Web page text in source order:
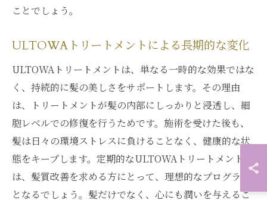
ことでしょう。
ULTOWAトリートメントによる長期的な変化
ULTOWAトリートメントは、単なる一時的な効果ではな
く、持続的に髪の美しさをサポートします。その理由
は、トリートメントが髪の内部にしっかりと浸透し、細
胞レベルでの修復を行うためです。施術を受けた後も、
髪は日々の環境ストレスに負けることなく、健康的な状
態をキープします。定期的なULTOWAトリートメント
は、髪質改善を求める方にとって、理想的なプログラム
となるでしょう。髪だけでなく、心にも潤いを与えるこ